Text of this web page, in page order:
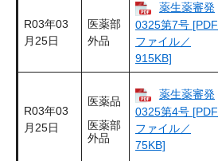
R03年03
月25日
医薬部
外品
薬生薬審発
0325第7号 [PDF
ファイル／
915KB]
R03年03
月25日
医薬品
医薬部
外品
薬生薬審発
0325第4号 [PDF
ファイル／
75KB]